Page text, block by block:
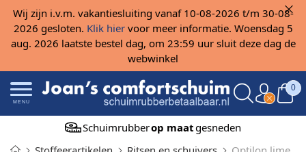
Wij zijn i.v.m. vakantiesluiting vanaf 10-08-2026 t/m 30-08-
2026 gesloten. Klik hiervoor meer informatie. Woensdag 5
aug. 2026 laatste bestel dag, om 23:59 uur sluit deze dag de
webwinkel
MENU
0
Schuimrubberop maatgesneden